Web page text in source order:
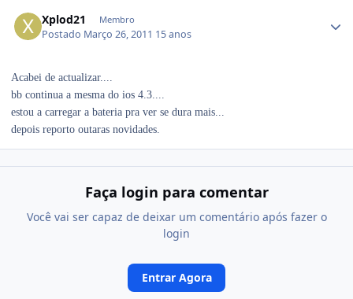
Xplod21 Membro
Postado Março 26, 2011 15 anos
Acabei de actualizar....
bb continua a mesma do ios 4.3....
estou a carregar a bateria pra ver se dura mais...
depois reporto outaras novidades.
Faça login para comentar
Você vai ser capaz de deixar um comentário após fazer o
login
Entrar Agora